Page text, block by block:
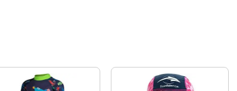
Gul rygg gör barnet lätt synligt i vattnet, även på avstånd
Detta är den perfekta flytvästen för simundervisning, som stöder barnet